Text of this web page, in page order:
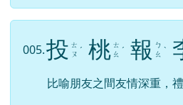
005.投 ㄊ
ㄡ ˊ 桃 ㄊ
ㄠ ˊ 報 ㄅ
ㄠ ˋ
比喻朋友之間友情深重，禮